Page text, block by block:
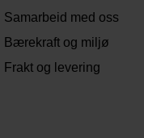
Samarbeid med oss
Bærekraft og miljø
Frakt og levering